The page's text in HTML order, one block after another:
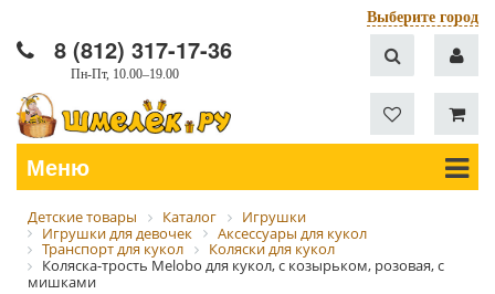
Выберите город
8 (812) 317-17-36
Пн-Пт, 10.00–19.00
Меню
Детские товары Каталог
Игрушки
Игрушки для девочек
Аксессуары для кукол
Транспорт для кукол
Коляски для кукол
Коляска-трость Melobo для кукол, с козырьком, розовая, с
мишками